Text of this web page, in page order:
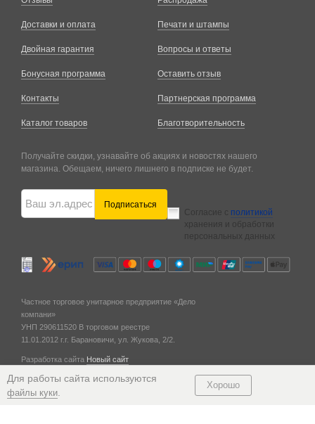
Доставки и оплата
Двойная гарантия
Бонусная программа
Контакты
Каталог товаров
Печати и штампы
Вопросы и ответы
Оставить отзыв
Партнерская программа
Благотворительность
Получайте скидки, узнавайте об акциях и новостях нашего
магазина. Обещаем, ничего лишнего в подписке не будет.
Подписаться
Согласие с политикой
хранения и обработки
персональных данных
Частное торговое унитарное предприятие «Дело
компани»
УНП 290611520 В торговом реестре
11.01.2012 г. г. Барановичи, ул. Жукова, 2/2.
Разработка сайта Новый сайт
Для работы сайта используются
файлы куки
Хорошо